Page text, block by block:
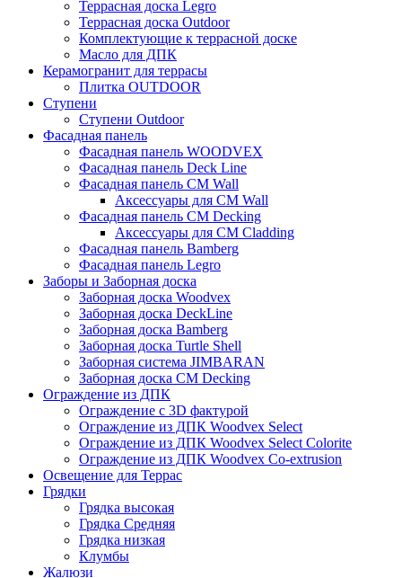
Террасная доска Legro
Террасная доска Outdoor
Комплектующие к террасной доске
Масло для ДПК
Керамогранит для террасы
Плитка OUTDOOR
Ступени
Ступени Outdoor
Фасадная панель
Фасадная панель WOODVEX
Фасадная панель Deck Line
Фасадная панель CM Wall
Аксессуары для CM Wall
Фасадная панель CM Decking
Аксессуары для CM Cladding
Фасадная панель Bamberg
Фасадная панель Legro
Заборы и Заборная доска
Заборная доска Woodvex
Заборная доска DeckLine
Заборная доска Bamberg
Заборная доска Turtle Shell
Заборная система JIMBARAN
Заборная доска CM Decking
Ограждение из ДПК
Ограждение с 3D фактурой
Ограждение из ДПК Woodvex Select
Ограждение из ДПК Woodvex Select Colorite
Ограждение из ДПК Woodvex Co-extrusion
Освещение для Террас
Грядки
Грядка высокая
Грядка Средняя
Грядка низкая
Клумбы
Жалюзи